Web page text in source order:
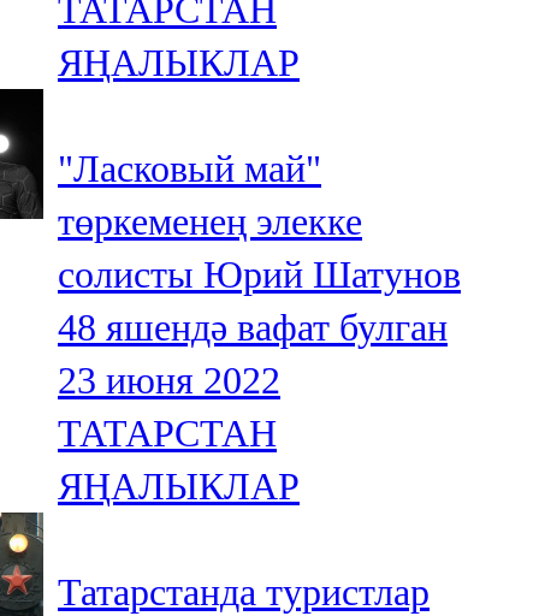
ТАТАРСТАН
ЯҢАЛЫКЛАР
"Ласковый май"
төркеменең элекке
солисты Юрий Шатунов
48 яшендә вафат булган
23 июня 2022
ТАТАРСТАН
ЯҢАЛЫКЛАР
Татарстанда туристлар